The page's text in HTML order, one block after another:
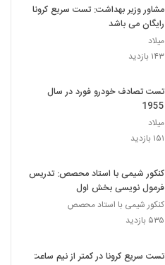
مشاور وزیر بهداشت: تست سریع کرونا
رایگان می باشد
میلاد
۱۴۳ بازدید
تست تصادف خودرو فورد در سال
1955
میلاد
۱۵۱ بازدید
کنکور شیمی با استاد محصص: تدریس
فرمول نویسی بخش اول
کنکور شیمی با استاد محصص
۵۳۵ بازدید
تست سريع کرونا در کمتر از نيم ساعت